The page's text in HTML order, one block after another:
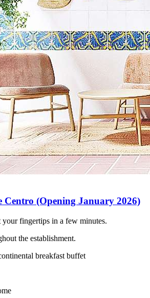
Centro (Opening January 2026)
fingertips in a few minutes.
the establishment.
breakfast buffet